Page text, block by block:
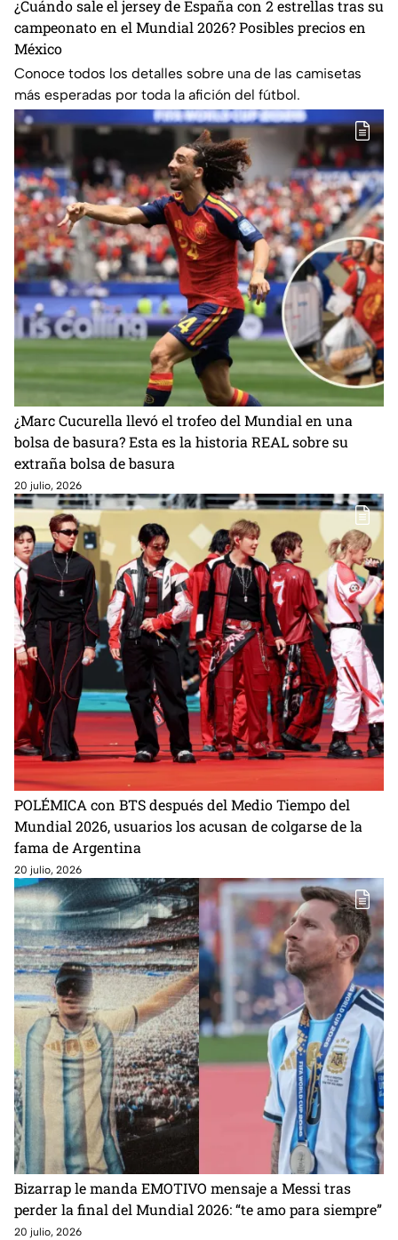
¿Cuándo sale el jersey de España con 2 estrellas tras su
campeonato en el Mundial 2026? Posibles precios en
México
Conoce todos los detalles sobre una de las camisetas
más esperadas por toda la afición del fútbol.
¿Marc Cucurella llevó el trofeo del Mundial en una
bolsa de basura? Esta es la historia REAL sobre su
extraña bolsa de basura
20 julio, 2026
POLÉMICA con BTS después del Medio Tiempo del
Mundial 2026, usuarios los acusan de colgarse de la
fama de Argentina
20 julio, 2026
Bizarrap le manda EMOTIVO mensaje a Messi tras
perder la final del Mundial 2026: “te amo para siempre”
20 julio, 2026